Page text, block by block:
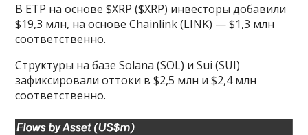
В ETP на основе $XRP ($XRP) инвесторы добавили
$19,3 млн, на основе Chainlink (LINK) — $1,3 млн
соответственно.
Структуры на базе Solana (SOL) и Sui (SUI)
зафиксировали оттоки в $2,5 млн и $2,4 млн
соответственно.